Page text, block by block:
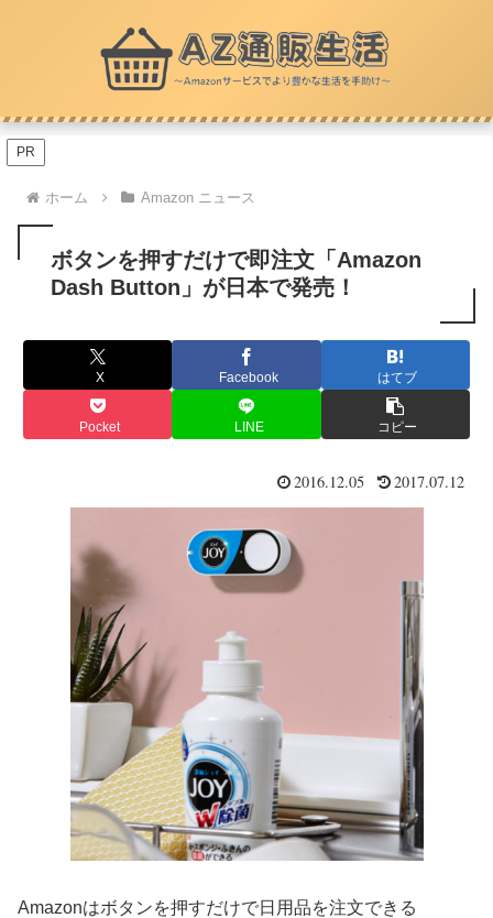
PR
ホーム Amazon ニュース
ボタンを押すだけで即注文「Amazon
Dash Button」が日本で発売！
X Facebook はてブ
Pocket LINE コピー
2016.12.05 2017.07.12
Amazonはボタンを押すだけで日用品を注文できる